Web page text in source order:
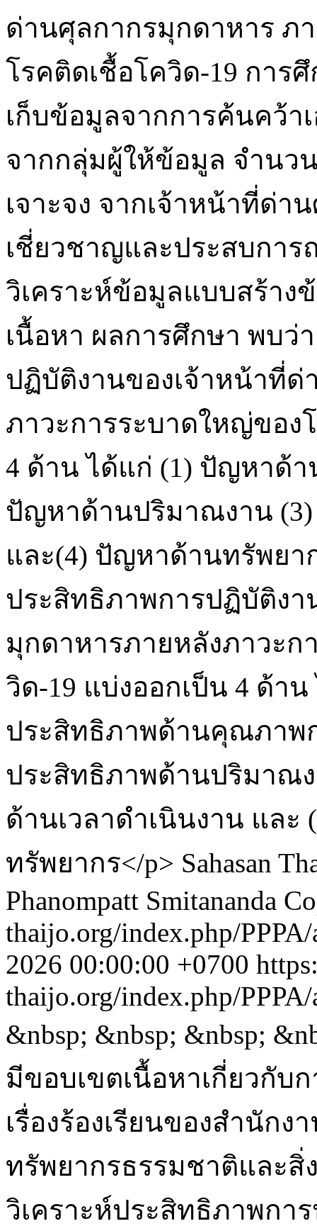
ด่านศุลกากรมุกดาหาร ภ
โรคติดเชื้อโควิด-19 การ
เก็บข้อมูลจากการค้นคว้า
จากกลุ่มผู้ให้ข้อมูล จำนว
เจาะจง จากเจ้าหน้าที่ด่
เชี่ยวชาญและประสบกา
วิเคราะห์ข้อมูลแบบสร้าง
เนื้อหา ผลการศึกษา พบว่
ปฏิบัติงานของเจ้าหน้าที่
ภาวะการระบาดใหญ่ของ
4 ด้าน ได้แก่ (1) ปัญหาด้
ปัญหาด้านปริมาณงาน
และ(4) ปัญหาด้านทรัพยา
ประสิทธิภาพการปฏิบัติง
มุกดาหารภายหลังภาวะก
วิด-19 แบ่งออกเป็น 4 ด้าน
ประสิทธิภาพด้านคุณภาพ
ประสิทธิภาพด้านปริมาณ
ด้านเวลาดำเนินงาน แล
ทรัพยากร</p> Sahasan
Phanompatt Smitananda
thaijo.org/index.php/
2026 00:00:00 +0700
thaijo.org/index.php/
&nbsp; &nbsp; &nbsp;
มีขอบเขตเนื้อหาเกี่ยวกับ
เรื่องร้องเรียนของสำนักง
ทรัพยากรธรรมชาติและสิ่
วิเคราะห์ประสิทธิภาพกา